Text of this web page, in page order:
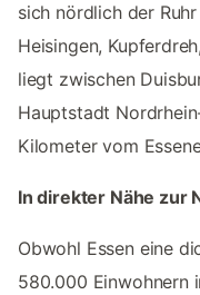
sich nördlich der
Heisingen,
liegt zwischen
Hauptstadt
Kilometer vom
In direkter Nähe zur
Obwohl Essen eine
580.000 Einwohnern